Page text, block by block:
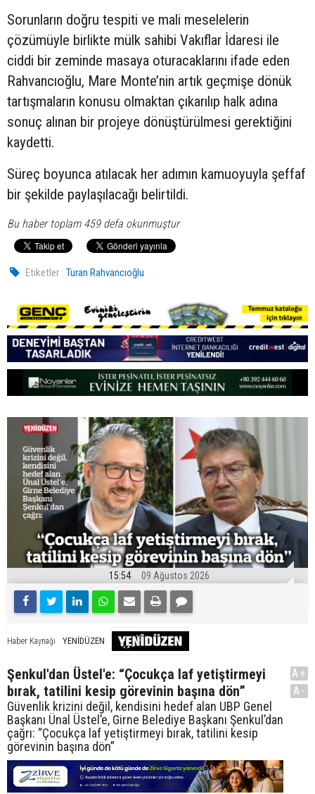
Sorunların doğru tespiti ve mali meselelerin
çözümüyle birlikte mülk sahibi Vakıflar İdaresi ile
ciddi bir zeminde masaya oturacaklarını ifade eden
Rahvancıoğlu, Mare Monte’nin artık geçmişe dönük
tartışmaların konusu olmaktan çıkarılıp halk adına
sonuç alınan bir projeye dönüştürülmesi gerektiğini
kaydetti.
Süreç boyunca atılacak her adımın kamuoyuyla şeffaf
bir şekilde paylaşılacağı belirtildi.
Bu haber toplam 459 defa okunmuştur
Etiketler : Turan Rahvancıoğlu
15:54 09 Ağustos 2026
Haber Kaynağı YENİDÜZEN
Şenkul'dan Üstel'e: “Çocukça laf yetiştirmeyi
bırak, tatilini kesip görevinin başına dön”
Güvenlik krizini değil, kendisini hedef alan UBP Genel
Başkanı Ünal Üstel’e, Girne Belediye Başkanı Şenkul’dan
çağrı: “Çocukça laf yetiştirmeyi bırak, tatilini kesip
görevinin başına dön”
A+
A-